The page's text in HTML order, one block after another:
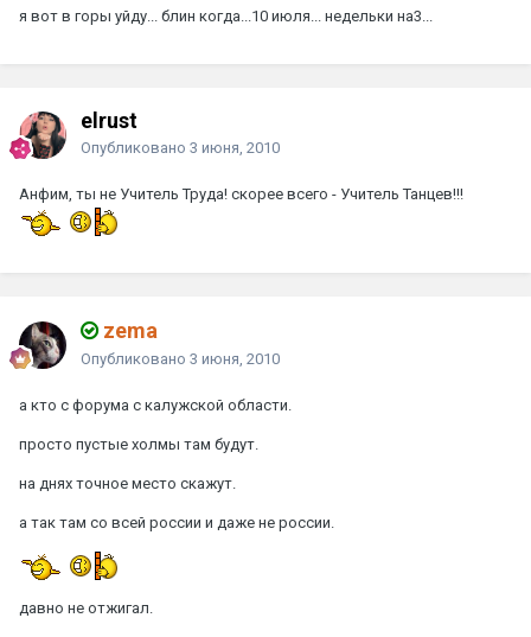
я вот в горы уйду... блин когда...10 июля... недельки на3...
elrust
Опубликовано 3 июня, 2010
Анфим, ты не Учитель Труда! скорее всего - Учитель Танцев!!!
zema
Опубликовано 3 июня, 2010
а кто с форума с калужской области.
просто пустые холмы там будут.
на днях точное место скажут.
а так там со всей россии и даже не россии.
давно не отжигал.